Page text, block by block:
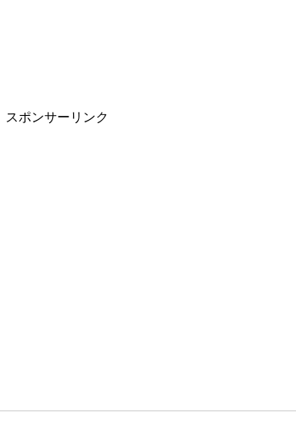
スポンサーリンク